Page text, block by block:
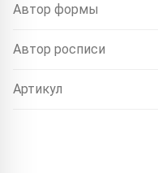
Автор формы
Автор росписи
Артикул